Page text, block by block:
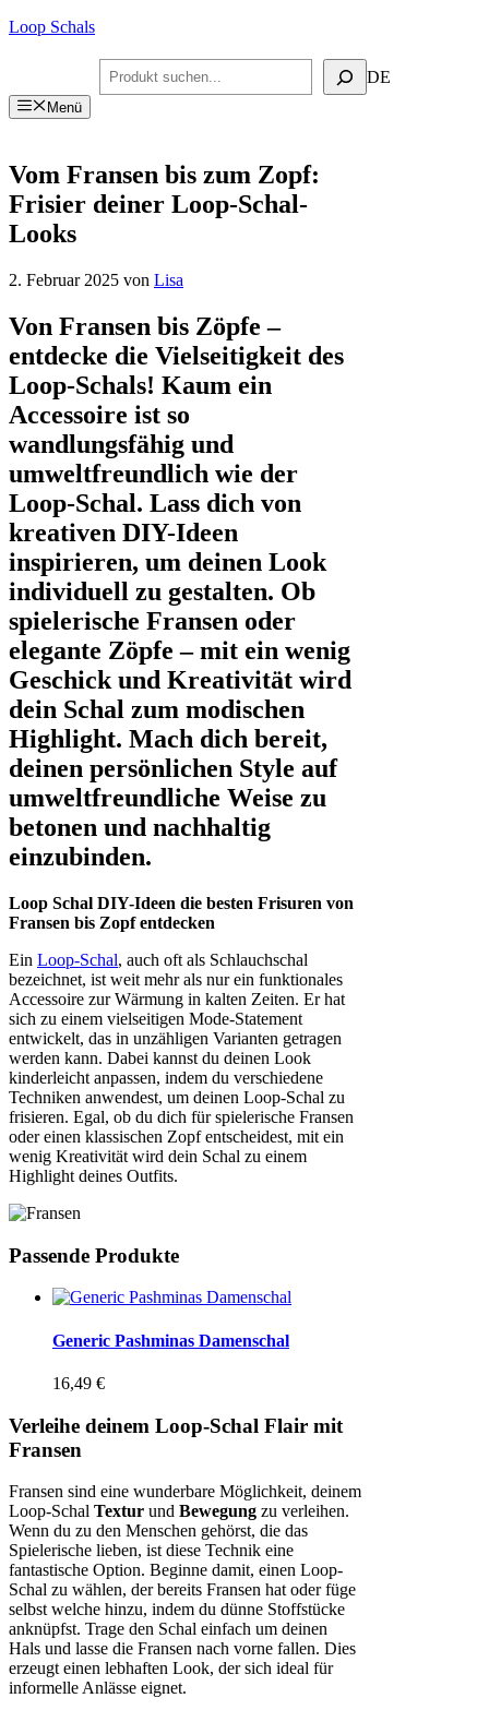
Zum
Loop Schals
Suchen DE
Menü
Vom Fransen bis zum Zopf:
Frisier deiner Loop-Schal-
Looks
2. Februar 2025 von Lisa
Von Fransen bis Zöpfe –
entdecke die Vielseitigkeit des
Loop-Schals! Kaum ein
Accessoire ist so
wandlungsfähig und
umweltfreundlich wie der
Loop-Schal. Lass dich von
kreativen DIY-Ideen
inspirieren, um deinen Look
individuell zu gestalten. Ob
spielerische Fransen oder
elegante Zöpfe – mit ein wenig
Geschick und Kreativität wird
dein Schal zum modischen
Highlight. Mach dich bereit,
deinen persönlichen Style auf
umweltfreundliche Weise zu
betonen und nachhaltig
einzubinden.
Loop Schal DIY-Ideen die besten Frisuren von
Fransen bis Zopf entdecken
Ein Loop-Schal, auch oft als Schlauchschal
bezeichnet, ist weit mehr als nur ein funktionales
Accessoire zur Wärmung in kalten Zeiten. Er hat
sich zu einem vielseitigen Mode-Statement
entwickelt, das in unzähligen Varianten getragen
werden kann. Dabei kannst du deinen Look
kinderleicht anpassen, indem du verschiedene
Techniken anwendest, um deinen Loop-Schal zu
frisieren. Egal, ob du dich für spielerische Fransen
oder einen klassischen Zopf entscheidest, mit ein
wenig Kreativität wird dein Schal zu einem
Highlight deines Outfits.
Passende Produkte
Generic Pashminas Damenschal
16,49 €
Verleihe deinem Loop-Schal Flair mit
Fransen
Fransen sind eine wunderbare Möglichkeit, deinem
Loop-Schal Textur und Bewegung zu verleihen.
Wenn du zu den Menschen gehörst, die das
Spielerische lieben, ist diese Technik eine
fantastische Option. Beginne damit, einen Loop-
Schal zu wählen, der bereits Fransen hat oder füge
selbst welche hinzu, indem du dünne Stoffstücke
anknüpfst. Trage den Schal einfach um deinen
Hals und lasse die Fransen nach vorne fallen. Dies
erzeugt einen lebhaften Look, der sich ideal für
informelle Anlässe eignet.